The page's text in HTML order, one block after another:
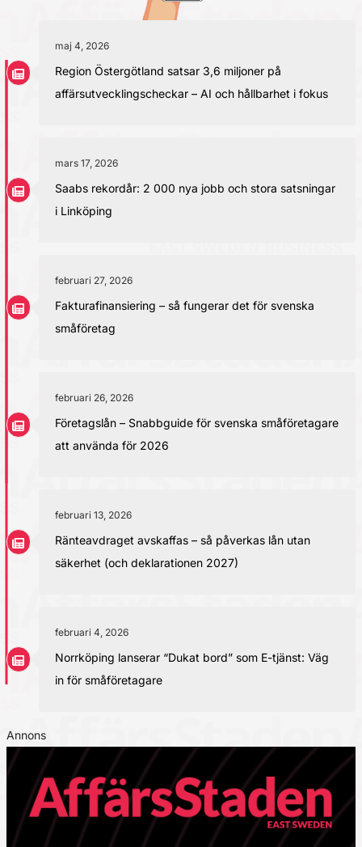
maj 4, 2026
Region Östergötland satsar 3,6 miljoner på
affärsutvecklingscheckar – AI och hållbarhet i fokus
mars 17, 2026
Saabs rekordår: 2 000 nya jobb och stora satsningar
i Linköping
februari 27, 2026
Fakturafinansiering – så fungerar det för svenska
småföretag
februari 26, 2026
Företagslån – Snabbguide för svenska småföretagare
att använda för 2026
februari 13, 2026
Ränteavdraget avskaffas – så påverkas lån utan
säkerhet (och deklarationen 2027)
februari 4, 2026
Norrköping lanserar “Dukat bord” som E-tjänst: Väg
in för småföretagare
Annons